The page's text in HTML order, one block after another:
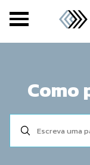
Como